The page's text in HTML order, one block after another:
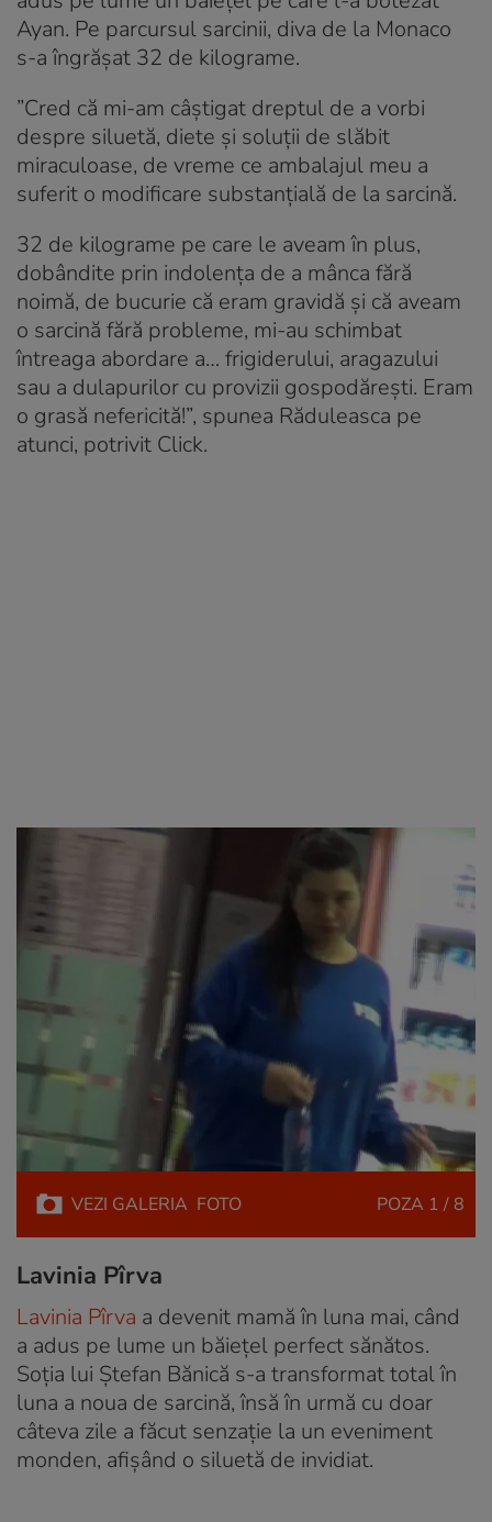
Ayan. Pe parcursul sarcinii, diva de la Monaco
s-a îngrășat 32 de kilograme.
”Cred că mi-am câştigat dreptul de a vorbi
despre siluetă, diete și soluții de slăbit
miraculoase, de vreme ce ambalajul meu a
suferit o modificare substanțială de la sarcină.
32 de kilograme pe care le aveam în plus,
dobândite prin indolența de a mânca fără
noimă, de bucurie că eram gravidă și că aveam
o sarcină fără probleme, mi-au schimbat
întreaga abordare a… frigiderului, aragazului
sau a dulapurilor cu provizii gospodărești. Eram
o grasă nefericită!”, spunea Răduleasca pe
atunci, potrivit Click.
VEZI GALERIA FOTO POZA 1 / 8
Lavinia Pîrva
Lavinia Pîrva a devenit mamă în luna mai, când
a adus pe lume un băiețel perfect sănătos.
Soția lui Ștefan Bănică s-a transformat total în
luna a noua de sarcină, însă în urmă cu doar
câteva zile a făcut senzație la un eveniment
monden, afișând o siluetă de invidiat.